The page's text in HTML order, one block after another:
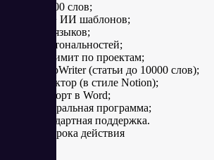
50 000 слов;
100+ ИИ шаблонов;
10+ языков;
15+ тональностей;
безлимит по проектам;
RoboWriter (статьи до 10000 слов);
редактор (в стиле Notion);
экспорт в Word;
реферальная программа;
стандартная поддержка.
без срока действия